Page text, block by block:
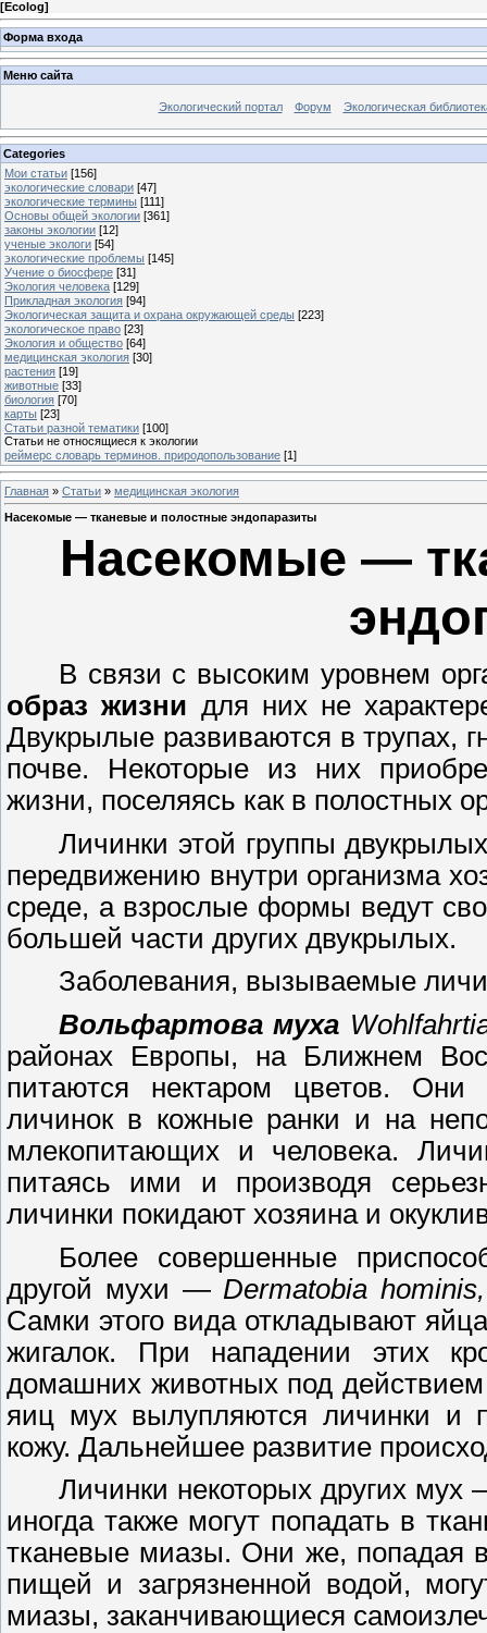
[Ecolog]
Форма входа
Меню сайта
Экологический портал Форум Экологическая
Categories
Мои статьи [156]
экологические словари [47]
экологические термины [111]
Основы общей экологии [361]
законы экологии [12]
ученые экологи [54]
экологические проблемы [145]
Учение о биосфере [31]
Экология человека [129]
Прикладная экология [94]
Экологическая защита и охрана окружающей среды [223]
экологическое право [23]
Экология и общество [64]
медицинская экология [30]
растения [19]
животные [33]
биология [70]
карты [23]
Статьи разной тематики [100]
Статьи не относящиеся к экологии
реймерс словарь терминов. природопользование [1]
Главная » Статьи » медицинская экология
Насекомые — тканевые и полостные эндопаразиты
Насекомые —
В связи с высоким уровнем
образ жизни для них не
Двукрылые развиваются в трупах,
почве. Некоторые из них
жизни, поселяясь как в полостных
Личинки этой группы
передвижению внутри организма
среде, а взрослые формы ведут
большей части других двукрылых.
Заболевания, вызываемые
Вольфартова муха
районах Европы, на Ближнем
питаются нектаром цветов. Они
личинок в кожные ранки и на
млекопитающих и человека.
питаясь ими и производя
личинки покидают хозяина и
Более совершенные
другой мухи — Dermatobia hominis,
Самки этого вида откладывают
жигалок. При нападении этих
домашних животных под
яиц мух вылупляются личинки и
кожу. Дальнейшее развитие
Личинки некоторых других мух
иногда также могут попадать в
тканевые миазы. Они же, попадая
пищей и загрязненной водой,
миазы, заканчивающиеся